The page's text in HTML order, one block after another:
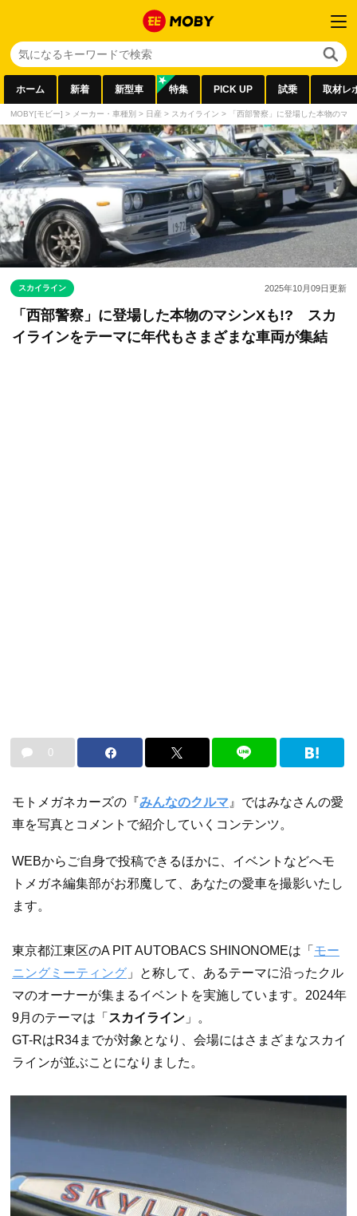
ホーム 新着 新型車 特集 PICK UP 試乗 取材レ
MOBY[モビー] > メーカー・車種別 > 日産 > スカイライン > 「西部警察」に登場した本物の
スカイライン 2025年10月09日更新
「西部警察」に登場した本物のマシンXも!? スカ
イラインをテーマに年代もさまざまな車両が集結
0
モトメガネカーズの『みんなのクルマ 』ではみなさんの愛
車を写真とコメントで紹介していくコンテンツ。
WEBからご自身で投稿できるほかに、イベントなどへモ
トメガネ編集部がお邪魔して、あなたの愛車を撮影いたし
ます。
東京都江東区のA PIT AUTOBACS SHINONOMEは「 モー
ニングミーティング 」と称して、あるテーマに沿ったクル
マのオーナーが集まるイベントを実施しています。2024年
9月のテーマは「 スカイライン 」。
GT-RはR34までが対象となり、会場にはさまざまなスカイ
ラインが並ぶことになりました。